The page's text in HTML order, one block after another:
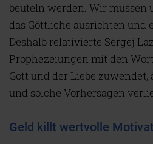
beuteln werden. Wir müssen
das Göttliche ausrichten und
Deshalb relativierte Sergej
Prophezeiungen mit den
Gott und der Liebe
und solche Vorhersagen
Geld killt wertvolle